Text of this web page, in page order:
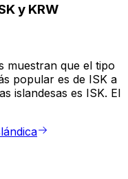
y KRW
muestran que el tipo
popular es de ISK a
islandesas es ISK. El